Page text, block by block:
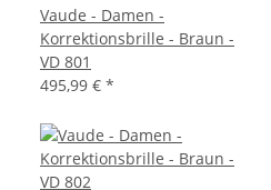
Vaude - Damen -
Korrektionsbrille - Braun -
VD 801
495,99 € *